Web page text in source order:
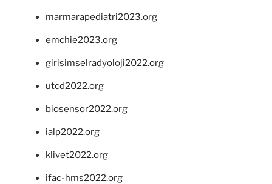
marmarapediatri2023.org
emchie2023.org
girisimselradyoloji2022.org
utcd2022.org
biosensor2022.org
ialp2022.org
klivet2022.org
ifac-hms2022.org